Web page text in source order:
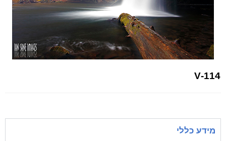
V-114
מידע כללי